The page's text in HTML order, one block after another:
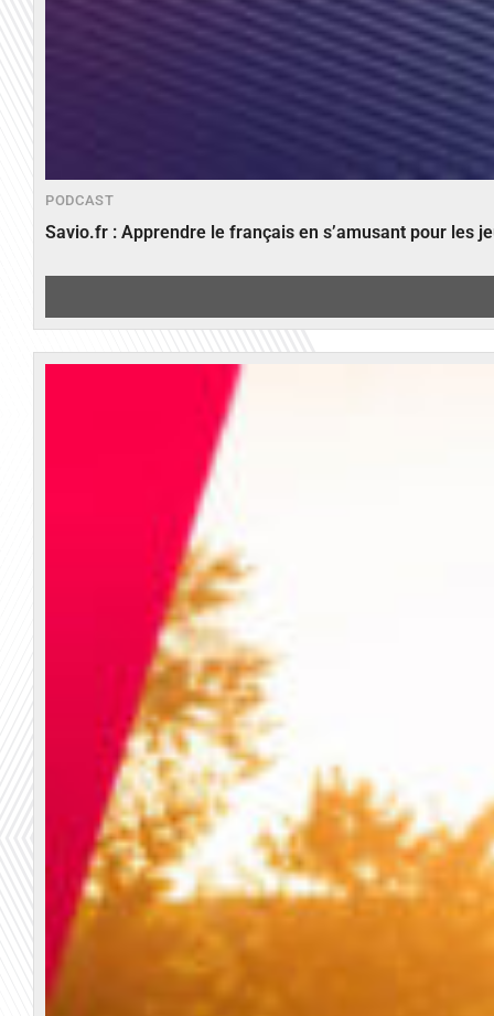
PODCAST
Savio.fr : Apprendre le français en s’amusant pour les